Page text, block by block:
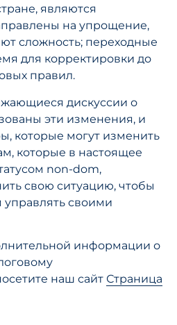
являются
на упрощение,
сложность; переходные
для корректировки до
правил.
дискуссии о
эти изменения, и
которые могут изменить
которые в настоящее
non-dom,
свою ситуацию, чтобы
своими
информации о
наш сайт Страница